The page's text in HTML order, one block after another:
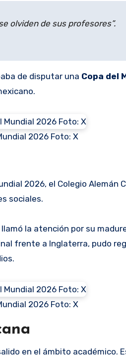
olviden de sus profesores”.
de disputar una Copa del
2026 Foto: X
2026, el Colegio Alemán
sociales.
llamó la atención por su
frente a Inglaterra, pudo
2026 Foto: X
en el ámbito académico.